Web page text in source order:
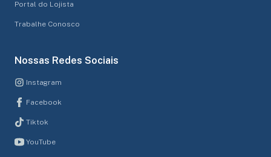
Portal do Lojista
Trabalhe Conosco
Nossas Redes Sociais
Instagram
Facebook
Tiktok
YouTube